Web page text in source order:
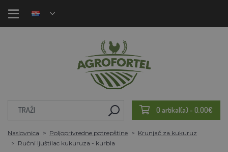
0 artikal(a) - 0,00€
Naslovnica Poljoprivredne potrepštine
Krunjač za kukuruz
Ručni ljuštilac kukuruza - kurbla